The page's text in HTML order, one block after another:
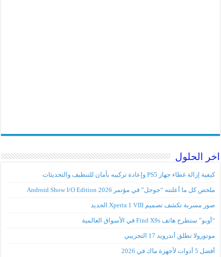
اخر الحلول
كيفية إزالة غطاء جهاز PS5 وإعادة تركيبه بأمان للتنظيف والتحديثات
ملخص كل ما أعلنته “جوجل” في مؤتمر Android Show I/O Edition 2026
صور مسربة تكشف تصميم Xperia 1 VIII الجديد
“أوبو” ستطرح هاتف Find X9s في الأسواق العالمية
موتورولا تطلق أندرويد 17 التجريبي
أفضل 5 أدوات لأجهزة ماك في 2026